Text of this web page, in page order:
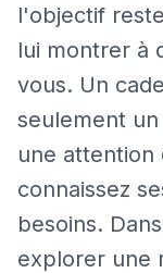
l'objectif
lui montrer à
vous. Un
seulement
une attention
connaissez
besoins.
explorer une